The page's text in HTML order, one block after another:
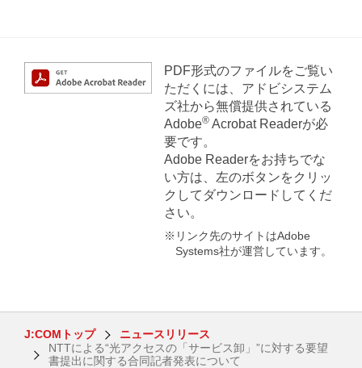
PDF形式のファイルをご覧い
ただくには、アドビシステム
ズ社から無償提供されている
Adobe®Acrobat Readerが必
要です。
Adobe Readerをお持ちでな
い方は、左のボタンをクリッ
クしてダウンロードしてくだ
さい。
※リンク先のサイトはAdobe
Systems社が運営しています。
J:COMトップ
ニュースリリース
NTTによる“光アクセスの「サービス卸」”に対する要望
書提出に関する合同記者発表について